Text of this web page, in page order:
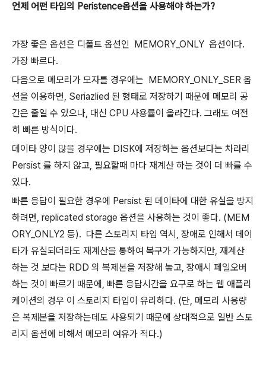
언제 어떤 타입의 Peristence옵션을 사용해야 하는가?
가장 좋은 옵션은 디폴트 옵션인 MEMORY_ONLY 옵션이다.
가장 빠르다.
다음으로 메모리가 모자를 경우에는 MEMORY_ONLY_SER 옵
션을 이용하면, Seriazlied 된 형태로 저장하기 때문에 메모리 공
간은 줄일 수 있으나, 대신 CPU 사용률이 올라간다. 그래도 여전
히 빠른 방식이다.
데이타 양이 많을 경우에는 DISK에 저장하는 옵션보다는 차라리
Persist 를 하지 않고, 필요할때 마다 재계산 하는 것이 더 빠를 수
있다.
빠른 응답이 필요한 경우에 Persist 된 데이타에 대한 유실을 방지
하려면, replicated storage 옵션을 사용하는 것이 좋다. (MEM
ORY_ONLY2 등). 다른 스토리지 타입 역시, 장애로 인해서 데이
타가 유실되더라도 재계산을 통하여 복구가 가능하지만, 재계산
하는 것 보다는 RDD 의 복제본을 저장해 놓고, 장애시 페일오버
하는 것이 빠르기 때문에, 빠른 응답시간을 요구로 하는 웹 애플리
케이션의 경우 이 스토리지 타입이 유리하다. (단, 메모리 사용량
은 복제본을 저장하는데도 사용되기 때문에 상대적으로 일반 스토
리지 옵션에 비해서 메모리 여유가 적다.)